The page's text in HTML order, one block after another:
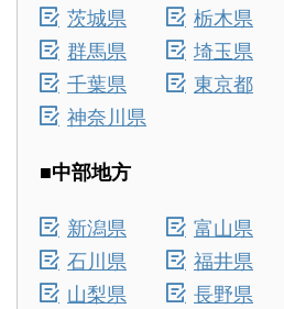
茨城県
栃木県
群馬県
埼玉県
千葉県
東京都
神奈川県
■中部地方
新潟県
富山県
石川県
福井県
山梨県
長野県